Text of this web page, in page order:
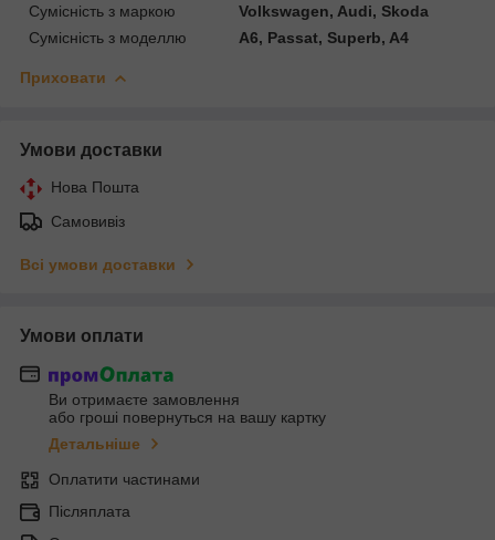
Сумісність з маркою
Volkswagen, Audi, Skoda
Сумісність з моделлю
A6, Passat, Superb, A4
Приховати
Умови доставки
Нова Пошта
Самовивіз
Всі умови доставки
Умови оплати
Ви отримаєте замовлення
або гроші повернуться на вашу картку
Детальніше
Оплатити частинами
Післяплата